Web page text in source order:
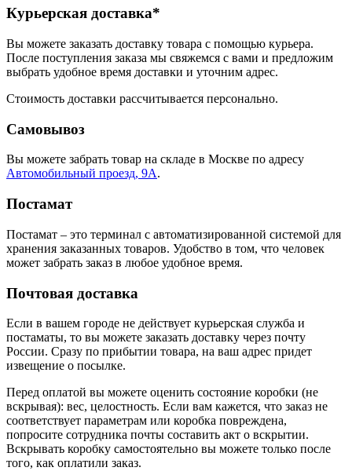
Курьерская доставка*
Вы можете заказать доставку товара с помощью курьера.
После поступления заказа мы свяжемся с вами и предложим
выбрать удобное время доставки и уточним адрес.
Стоимость доставки рассчитывается персонально.
Самовывоз
Вы можете забрать товар на складе в Москве по адресу
Автомобильный проезд, 9А.
Постамат
Постамат – это терминал с автоматизированной системой для
хранения заказанных товаров. Удобство в том, что человек
может забрать заказ в любое удобное время.
Почтовая доставка
Если в вашем городе не действует курьерская служба и
постаматы, то вы можете заказать доставку через почту
России. Сразу по прибытии товара, на ваш адрес придет
извещение о посылке.
Перед оплатой вы можете оценить состояние коробки (не
вскрывая): вес, целостность. Если вам кажется, что заказ не
соответствует параметрам или коробка повреждена,
попросите сотрудника почты составить акт о вскрытии.
Вскрывать коробку самостоятельно вы можете только после
того, как оплатили заказ.